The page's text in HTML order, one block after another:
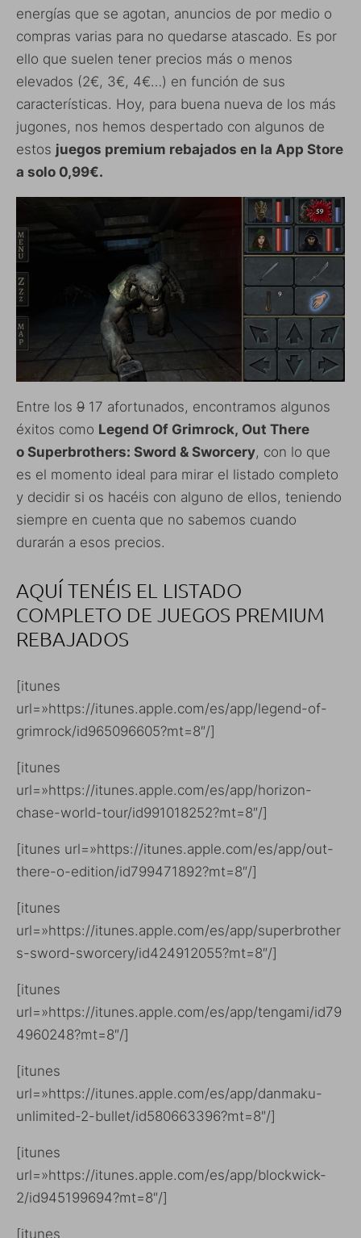
energías que se agotan, anuncios de por medio o
compras varias para no quedarse atascado. Es por
ello que suelen tener precios más o menos
elevados (2€, 3€, 4€…) en función de sus
características. Hoy, para buena nueva de los más
jugones, nos hemos despertado con algunos de
estos juegos premium rebajados en la App Store
a solo 0,99€.
Entre los 9 17 afortunados, encontramos algunos
éxitos como Legend Of Grimrock, Out There
o Superbrothers: Sword & Sworcery, con lo que
es el momento ideal para mirar el listado completo
y decidir si os hacéis con alguno de ellos, teniendo
siempre en cuenta que no sabemos cuando
durarán a esos precios.
AQUÍ TENÉIS EL LISTADO
COMPLETO DE JUEGOS PREMIUM
REBAJADOS
[itunes
url=»https://itunes.apple.com/es/app/legend-of-
grimrock/id965096605?mt=8″/]
[itunes
url=»https://itunes.apple.com/es/app/horizon-
chase-world-tour/id991018252?mt=8″/]
[itunes url=»https://itunes.apple.com/es/app/out-
there-o-edition/id799471892?mt=8″/]
[itunes
url=»https://itunes.apple.com/es/app/superbrother
s-sword-sworcery/id424912055?mt=8″/]
[itunes
url=»https://itunes.apple.com/es/app/tengami/id79
4960248?mt=8″/]
[itunes
url=»https://itunes.apple.com/es/app/danmaku-
unlimited-2-bullet/id580663396?mt=8″/]
[itunes
url=»https://itunes.apple.com/es/app/blockwick-
2/id945199694?mt=8″/]
[itunes